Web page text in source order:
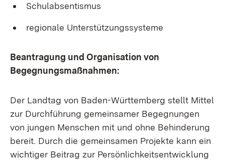
Schulabsentismus
regionale Unterstützungssysteme
Beantragung und Organisation von
Begegnungsmaßnahmen:
Der Landtag von Baden-Württemberg stellt Mittel
zur Durchführung gemeinsamer Begegnungen
von jungen Menschen mit und ohne Behinderung
bereit. Durch die gemeinsamen Projekte kann ein
wichtiger Beitrag zur Persönlichkeitsentwicklung